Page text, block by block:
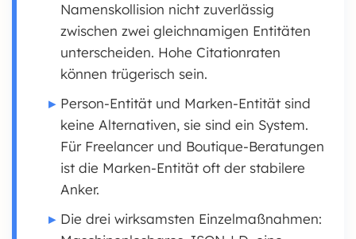
Namenskollision nicht zuverlässig
zwischen zwei gleichnamigen Entitäten
unterscheiden. Hohe Citationraten
können trügerisch sein.
Person-Entität und Marken-Entität sind
keine Alternativen, sie sind ein System.
Für Freelancer und Boutique-Beratungen
ist die Marken-Entität oft der stabilere
Anker.
Die drei wirksamsten Einzelmaßnahmen: